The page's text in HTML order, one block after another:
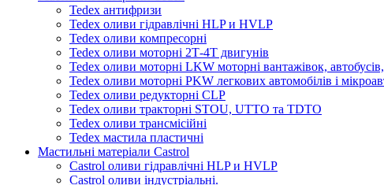
Tedex антифризи
Tedex оливи гідравлічні HLP и HVLP
Tedex оливи компресорні
Tedex оливи моторні 2Т-4Т двигунів
Tedex оливи моторні LKW моторні вантажівок, автобусів,
Tedex оливи моторні PKW легкових автомобілів і
Tedex оливи редукторні CLP
Tedex оливи тракторні STOU, UTTO та TDTO
Tedex оливи трансмісійні
Tedex мастила пластичні
Мастильні матеріали Castrol
Castrol оливи гідравлічні HLP и HVLP
Castrol оливи індустріальні.